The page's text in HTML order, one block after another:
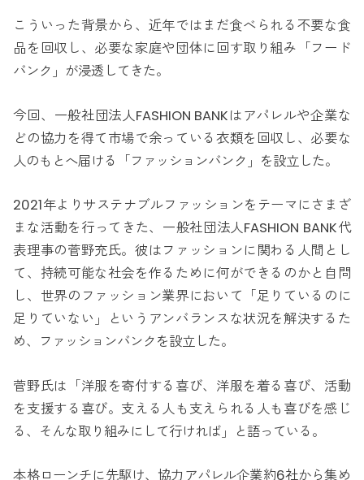
こういった背景から、近年ではまだ食べられる不要な食
品を回収し、必要な家庭や団体に回す取り組み「フード
バンク」が浸透してきた。
今回、一般社団法人FASHION BANKはアパレルや企業な
どの協力を得て市場で余っている衣類を回収し、必要な
人のもとへ届ける「ファッションバンク」を設立した。
2021年よりサステナブルファッションをテーマにさまざ
まな活動を行ってきた、一般社団法人FASHION BANK代
表理事の菅野充氏。彼はファッションに関わる人間とし
て、持続可能な社会を作るために何ができるのかと自問
し、世界のファッション業界において「足りているのに
足りていない」というアンバランスな状況を解決するた
め、ファッションバンクを設立した。
菅野氏は「洋服を寄付する喜び、洋服を着る喜び、活動
を支援する喜び。支える人も支えられる人も喜びを感じ
る、そんな取り組みにして行ければ」と語っている。
本格ローンチに先駆け、協力アパレル企業約6社から集め